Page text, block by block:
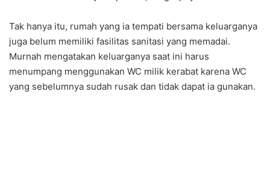
Tak hanya itu, rumah yang ia tempati bersama keluarganya
juga belum memiliki fasilitas sanitasi yang memadai.
Murnah mengatakan keluarganya saat ini harus
menumpang menggunakan WC milik kerabat karena WC
yang sebelumnya sudah rusak dan tidak dapat ia gunakan.